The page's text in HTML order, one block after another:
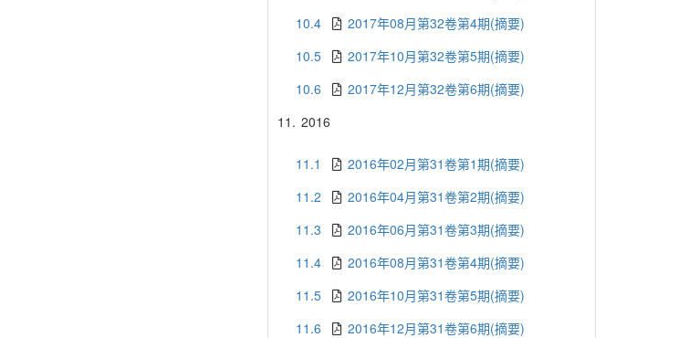
10.4
2017年08月第32卷第4期(摘要)
10.5
2017年10月第32卷第5期(摘要)
10.6
2017年12月第32卷第6期(摘要)
11. 2016
11.1
2016年02月第31卷第1期(摘要)
11.2
2016年04月第31卷第2期(摘要)
11.3
2016年06月第31卷第3期(摘要)
11.4
2016年08月第31卷第4期(摘要)
11.5
2016年10月第31卷第5期(摘要)
11.6
2016年12月第31卷第6期(摘要)